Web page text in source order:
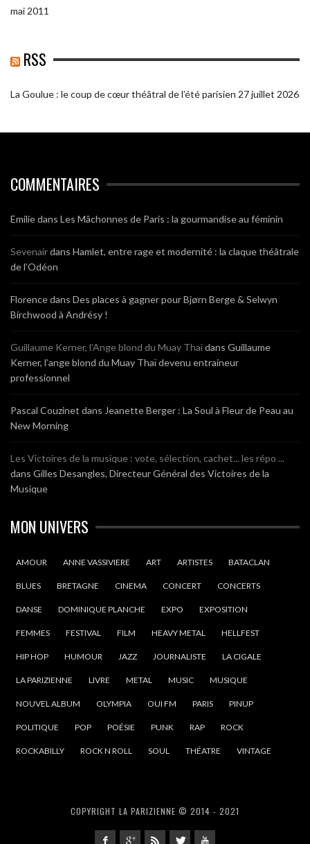
mai 2011
RSS
La Goulue : le coup de cœur théâtral de l’été parisien 27 juillet 2026
COMMENTAIRES
Emiliedans Les Mâchonnes de Paris : la gourmandise au féminin
Sevenairdans Hamlet, entre rage et modernité : la claque théâtrale
de l’Odéon
Florencedans Des places à gagner pour Bjørn Berge & Selwyn
Birchwood à Andrésy !
Guillaume Kerner, l’Ange blond du Muay Thaïdans Guillaume
Kerner, l’ange blond du Muay Thaï devenu entraineur
professionnel
Pascal Couzinet dans Jeanette Berger : La Soul à Fleur de Peau au
New Morning
Les Victoires de la musique : vote, sélection, cachet... les répo ...
dans Gilles Desangles, Directeur Général des Victoires de la
Musique
MON UNIVERS
AMOUR ANNE VASSIVIERE ART ARTISTES BATACLAN
BLUES BRETAGNE CINEMA CONCERT CONCERTS
DANSE DOMINIQUE PLANCHE EXPO EXPOSITION
FEMMES FESTIVAL FILM HEAVY METAL HELLFEST
HIP HOP HUMOUR JAZZ JOURNALISTE LA CIGALE
LA PARIZIENNE LIVRE METAL MUSIC MUSIQUE
NOUVEL ALBUM OLYMPIA OUI FM PARIS PINUP
POLITIQUE POP POÉSIE PUNK RAP ROCK
ROCKABILLY ROCK N ROLL SOUL THÉATRE VINTAGE
COPYRIGHT LA PARIZIENNE © 2014 - 2021